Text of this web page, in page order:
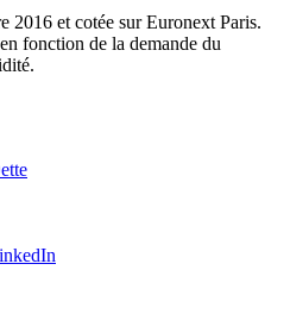
2016 et cotée sur Euronext Paris.
fonction de la demande du